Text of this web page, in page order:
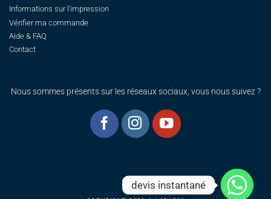
Informations sur l'impression
Vérifier ma commande
Aide & FAQ
Contact
Nous sommes présents sur les réseaux sociaux, vous nous suivez ?
devis instantané